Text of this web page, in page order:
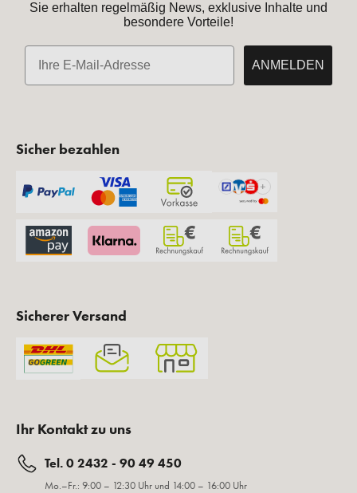
Sie erhalten regelmäßig News, exklusive Inhalte und
besondere Vorteile!
E-Mail
ANMELDEN
Sicher bezahlen
Sicherer Versand
Ihr Kontakt zu uns
Tel. 0 2432 - 90 49 450
Mo.–Fr.: 9:00 – 12:30 Uhr und 14:00 – 16:00 Uhr